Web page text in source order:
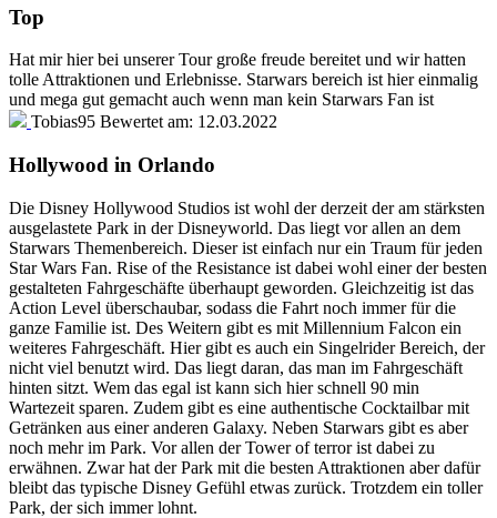
Top
Hat mir hier bei unserer Tour große freude bereitet und wir hatten
tolle Attraktionen und Erlebnisse. Starwars bereich ist hier einmalig
und mega gut gemacht auch wenn man kein Starwars Fan ist
Tobias95 Bewertet am: 12.03.2022
Hollywood in Orlando
Die Disney Hollywood Studios ist wohl der derzeit der am stärksten
ausgelastete Park in der Disneyworld. Das liegt vor allen an dem
Starwars Themenbereich. Dieser ist einfach nur ein Traum für jeden
Star Wars Fan. Rise of the Resistance ist dabei wohl einer der besten
gestalteten Fahrgeschäfte überhaupt geworden. Gleichzeitig ist das
Action Level überschaubar, sodass die Fahrt noch immer für die
ganze Familie ist. Des Weitern gibt es mit Millennium Falcon ein
weiteres Fahrgeschäft. Hier gibt es auch ein Singelrider Bereich, der
nicht viel benutzt wird. Das liegt daran, das man im Fahrgeschäft
hinten sitzt. Wem das egal ist kann sich hier schnell 90 min
Wartezeit sparen. Zudem gibt es eine authentische Cocktailbar mit
Getränken aus einer anderen Galaxy. Neben Starwars gibt es aber
noch mehr im Park. Vor allen der Tower of terror ist dabei zu
erwähnen. Zwar hat der Park mit die besten Attraktionen aber dafür
bleibt das typische Disney Gefühl etwas zurück. Trotzdem ein toller
Park, der sich immer lohnt.